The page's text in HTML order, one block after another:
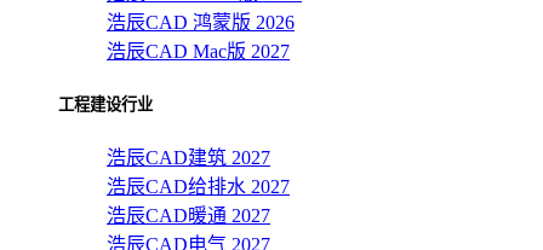
浩辰CAD 鸿蒙版 2026
浩辰CAD Mac版 2027
工程建设行业
浩辰CAD建筑 2027
浩辰CAD给排水 2027
浩辰CAD暖通 2027
浩辰CAD电气 2027